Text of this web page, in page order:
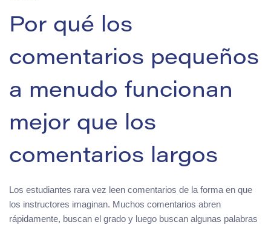
Por qué los
comentarios pequeños
a menudo funcionan
mejor que los
comentarios largos
Los estudiantes rara vez leen comentarios de la forma en que
los instructores imaginan. Muchos comentarios abren
rápidamente, buscan el grado y luego buscan algunas palabras